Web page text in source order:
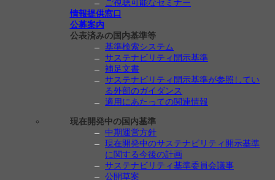
ご視聴可能なセミナー
情報提供窓口
公募案内
公表済みの国内基準等
基準検索システム
サステナビリティ開示基準
補足文書
サステナビリティ開示基準が参照してい
る外部のガイダンス
適用にあたっての関連情報
現在開発中の国内基準
中期運営方針
現在開発中のサステナビリティ開示基準
に関する今後の計画
サステナビリティ基準委員会議事
公開草案